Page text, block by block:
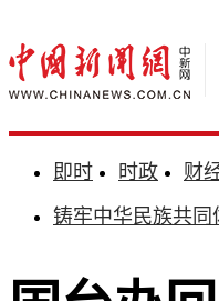
即时 时政 财
铸牢中华民族共同